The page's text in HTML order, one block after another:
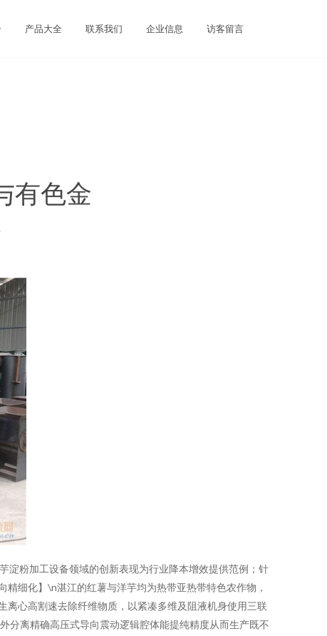
产品大全 联系我们 企业信息 访客留言
有色金
淀粉加工设备领域的创新表现为行业降本增效提供范例；针
细化】\n湛江的红薯与洋芋均为热带亚热带特色农作物，
心高割速去除纤维物质，以紧凑多维及阻液机身使用三联
分离精确高压式导向震动逻辑腔体能提纯精度从而生产既不